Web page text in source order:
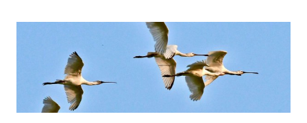
Servizi